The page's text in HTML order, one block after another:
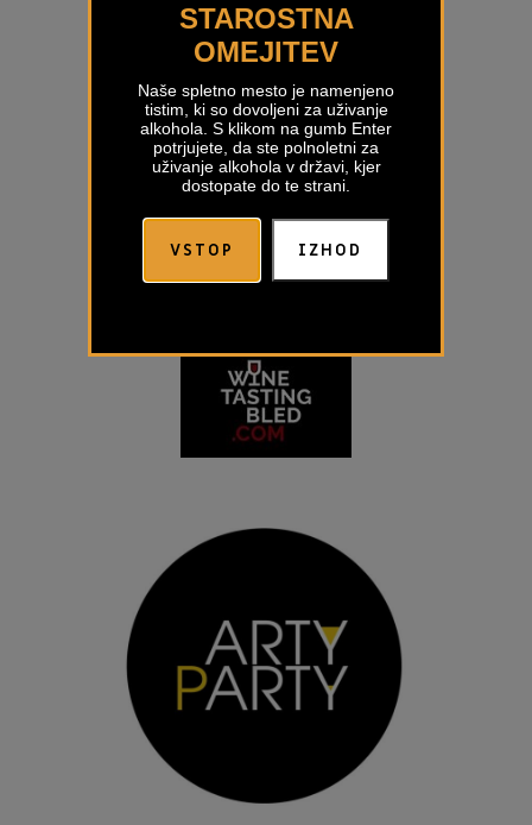
STAROSTNA
OMEJITEV
Naše spletno mesto je namenjeno
tistim, ki so dovoljeni za uživanje
alkohola. S klikom na gumb Enter
potrjujete, da ste polnoletni za
uživanje alkohola v državi, kjer
dostopate do te strani.
VSTOP IZHOD